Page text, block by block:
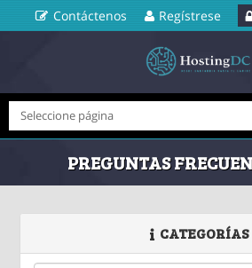
Contáctenos Regístrese
PREGUNTAS
CATEGORÍAS